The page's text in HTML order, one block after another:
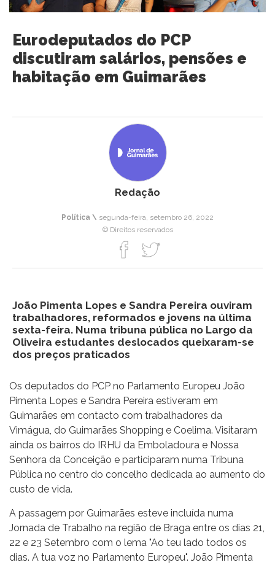
Eurodeputados do PCP
discutiram salários, pensões e
habitação em Guimarães
Redação
Política \ segunda-feira, setembro 26, 2022
© Direitos reservados
João Pimenta Lopes e Sandra Pereira ouviram
trabalhadores, reformados e jovens na última
sexta-feira. Numa tribuna pública no Largo da
Oliveira estudantes deslocados queixaram-se
dos preços praticados
Os deputados do PCP no Parlamento Europeu João
Pimenta Lopes e Sandra Pereira estiveram em
Guimarães em contacto com trabalhadores da
Vimágua, do Guimarães Shopping e Coelima. Visitaram
ainda os bairros do IRHU da Emboladoura e Nossa
Senhora da Conceição e participaram numa Tribuna
Pública no centro do concelho dedicada ao aumento do
custo de vida.
A passagem por Guimarães esteve incluída numa
Jornada de Trabalho na região de Braga entre os dias 21,
22 e 23 Setembro com o lema "Ao teu lado todos os
dias. A tua voz no Parlamento Europeu". João Pimenta